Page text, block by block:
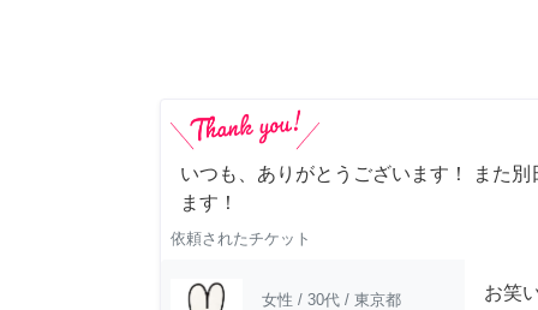
いつも、ありがとうございます！ また
ます！
依頼されたチケット
女性 / 30代 / 東京都 お笑